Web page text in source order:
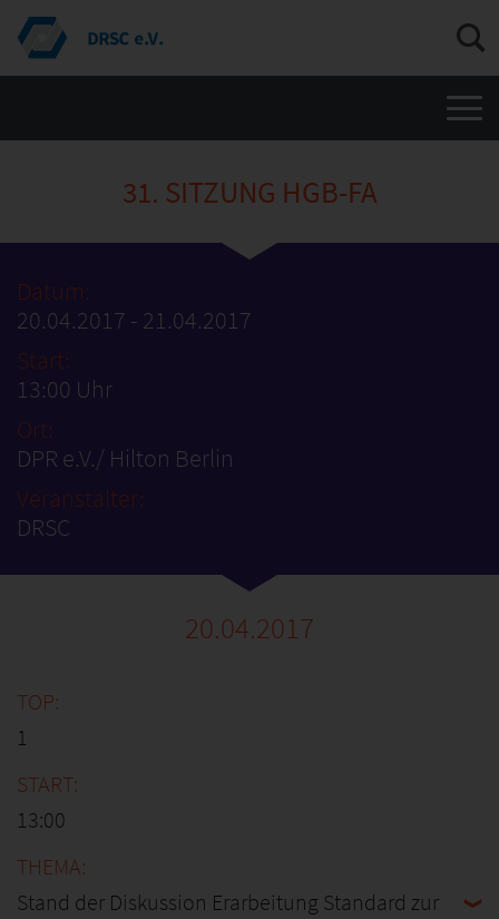
31. SITZUNG HGB-FA
Datum:
20.04.2017 - 21.04.2017
Start:
13:00 Uhr
Ort:
DPR e.V./ Hilton Berlin
Veranstalter:
DRSC
20.04.2017
1
13:00
Stand der Diskussion Erarbeitung Standard zur